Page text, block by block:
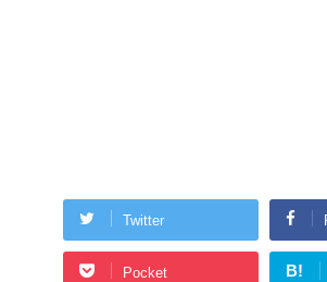
Twitter
Pocket B!